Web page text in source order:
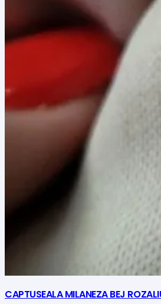
CAPTUSEALA MILANEZA BEJ